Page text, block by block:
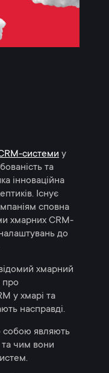
системи у
та
інноваційна
Існує
сповна
хмарних CRM-
до
хмарний
про
у хмарі та
насправді.
собою являють
чим вони